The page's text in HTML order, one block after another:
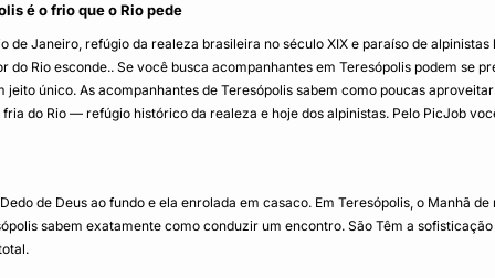
é o frio que o Rio pede
de Janeiro, refúgio da realeza brasileira no século XIX e paraíso de
Rio esconde.. Se você busca acompanhantes em Teresópolis podem se
único. As acompanhantes de Teresópolis sabem como poucas
do Rio — refúgio histórico da realeza e hoje dos alpinistas. Pelo PicJob
de Deus ao fundo e ela enrolada em casaco. Em Teresópolis, o Manhã
sabem exatamente como conduzir um encontro. São Têm a